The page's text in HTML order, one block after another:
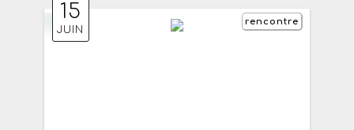
15
JUIN
rencontre